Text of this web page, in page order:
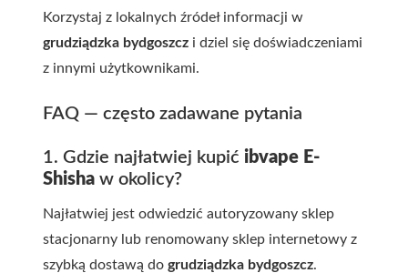
Korzystaj z lokalnych źródeł informacji w
grudziądzka bydgoszcz i dziel się doświadczeniami
z innymi użytkownikami.
FAQ — często zadawane pytania
1. Gdzie najłatwiej kupić ibvape E-
Shisha w okolicy?
Najłatwiej jest odwiedzić autoryzowany sklep
stacjonarny lub renomowany sklep internetowy z
szybką dostawą do grudziądzka bydgoszcz.